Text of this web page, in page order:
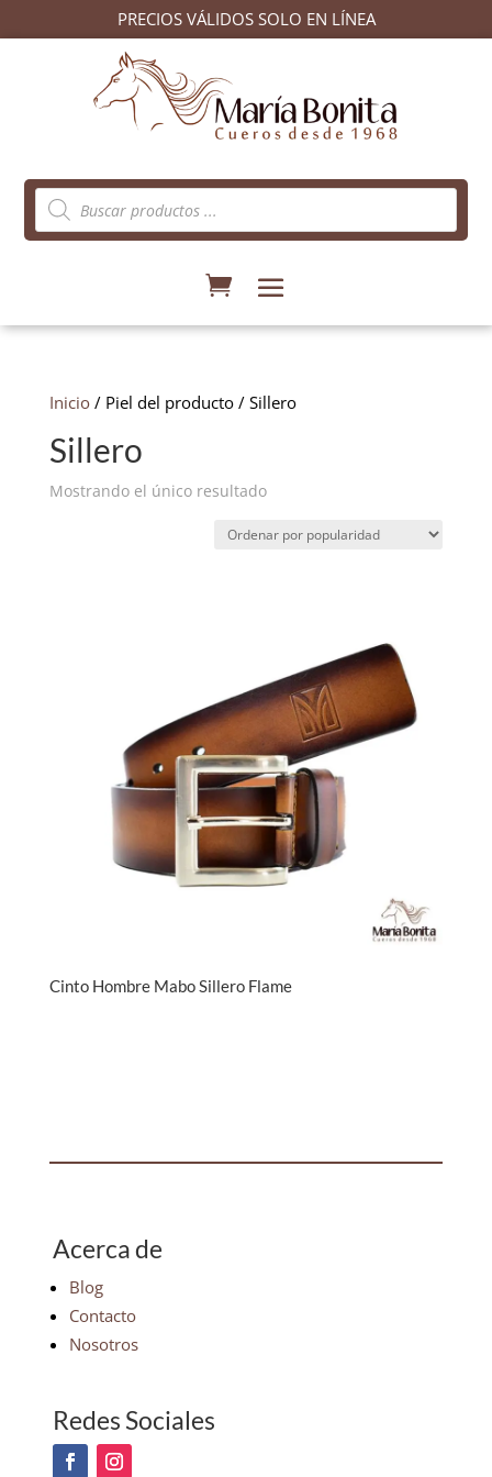
PRECIOS VÁLIDOS SOLO EN LÍNEA
Búsqueda
de
productos
Inicio/ Piel del producto / Sillero
Sillero
Mostrando el único resultado
Cinto Hombre Mabo Sillero Flame
Acerca de
Blog
Contacto
Nosotros
Redes Sociales